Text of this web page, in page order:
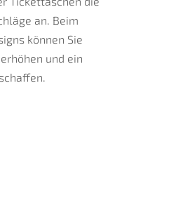
an. Beim
können Sie
und ein